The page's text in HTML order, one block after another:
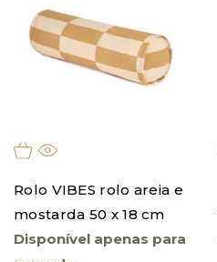
Rolo VIBES rolo areia e
mostarda 50 x 18 cm
Disponível apenas para